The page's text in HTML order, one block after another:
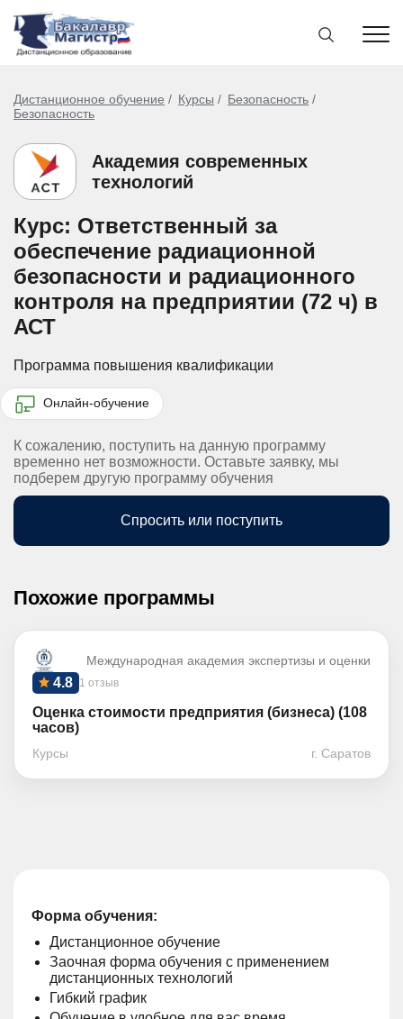
Дистанционное обучение Курсы
Безопасность
Безопасность
Академия современных
технологий
Курс: Ответственный за
обеспечение радиационной
безопасности и радиационного
контроля на предприятии (72 ч) в
АСТ
Программа повышения квалификации
Онлайн-обучение
К сожалению, поступить на данную программу
временно нет возможности. Оставьте заявку, мы
подберем другую программу обучения
Спросить или поступить
Похожие программы
Международная академия экспертизы и оценки
1 отзыв
4.8
Оценка стоимости предприятия (бизнеса) (108
часов)
Курсы г. Саратов
Форма обучения:
Дистанционное обучение
Заочная форма обучения с применением
дистанционных технологий
Гибкий график